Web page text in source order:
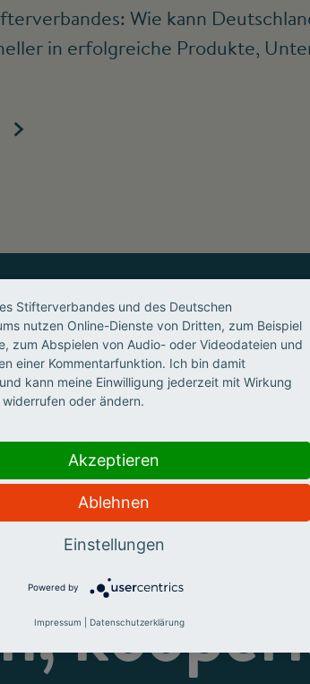
Wie kann
in erfolgreiche Produkte,
Impulse, ermöglichen
Stifterverbandes und des Deutschen
nutzen Online-Dienste von Dritten, zum Beispiel
zum Abspielen von Audio- oder Videodateien und
einer Kommentarfunktion. Ich bin damit
kann meine Einwilligung jederzeit mit Wirkung
oder ändern.
Akzeptieren
Ablehnen
Einstellungen
Powered by
Impressum Datenschutzerklärung